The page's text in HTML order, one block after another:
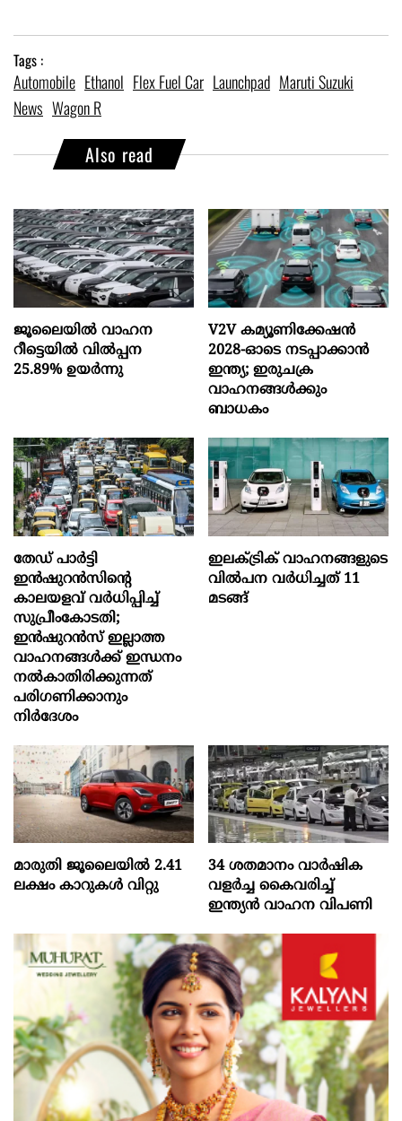
Tags :
Automobile Ethanol Flex Fuel Car Launchpad Maruti Suzuki
News Wagon R
Also read
ജൂലൈയിൽ വാഹന
റീട്ടെയിൽ വിൽപ്പന
25.89% ഉയർന്നു
V2V കമ്യൂണിക്കേഷൻ
2028-ഓടെ നടപ്പാക്കാൻ
ഇന്ത്യ; ഇരുചക്ര
വാഹനങ്ങൾക്കും
ബാധകം
തേഡ് പാർട്ടി
ഇൻഷുറൻസിന്റെ
കാലയളവ് വർധിപ്പിച്ച്
സുപ്രീംകോടതി;
ഇൻഷുറൻസ് ഇല്ലാത്ത
വാഹനങ്ങൾക്ക് ഇന്ധനം
നൽകാതിരിക്കുന്നത്
പരിഗണിക്കാനും
നിർദേശം
ഇലക്ട്രിക് വാഹനങ്ങളുടെ
വിൽപന വർധിച്ചത് 11
മടങ്ങ്
മാരുതി ജൂലൈയിൽ 2.41
ലക്ഷം കാറുകൾ വിറ്റു
34 ശതമാനം വാർഷിക
വളർച്ച കൈവരിച്ച്
ഇന്ത്യൻ വാഹന വിപണി